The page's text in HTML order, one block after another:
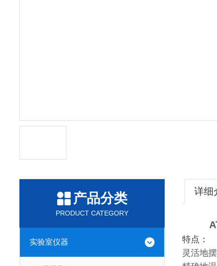
产品分类
PRODUCT CATEGORY
实验室仪器
详细
特点：
灵活地